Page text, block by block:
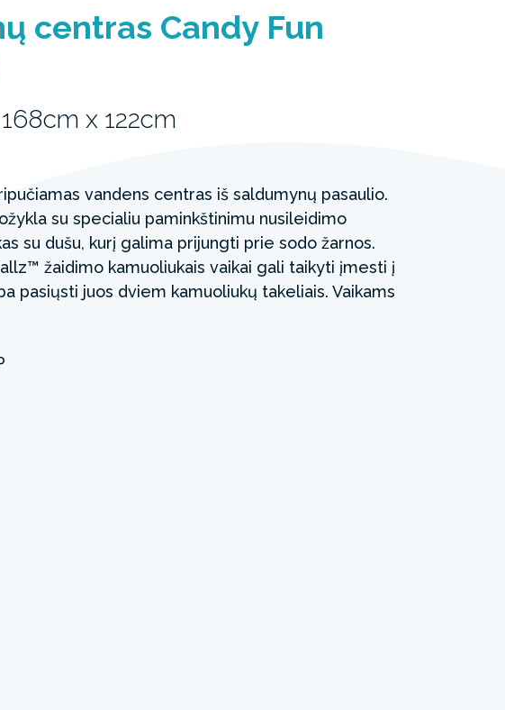
centras Candy Fun
x 122cm
vandens centras iš saldumynų pasaulio.
su specialiu paminkštinimu nusileidimo
su dušu, kurį galima prijungti prie sodo žarnos.
žaidimo kamuoliukais vaikai gali taikyti įmesti į
pasiųsti juos dviem kamuoliukų takeliais. Vaikams